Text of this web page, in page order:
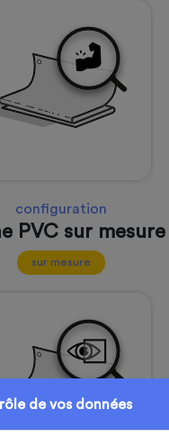
de vos données
configuration
PVC sur mesure
sur mesure